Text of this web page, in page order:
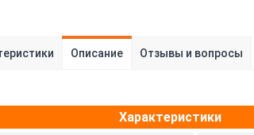
Описание Отзывы и вопросы
Характеристики